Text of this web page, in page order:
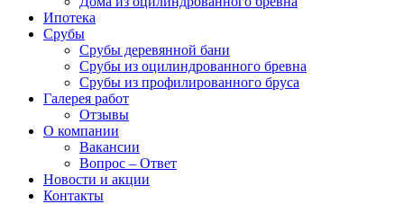
Ипотека
Срубы
Срубы деревянной бани
Срубы из оцилиндрованного бревна
Срубы из профилированного бруса
Галерея работ
Отзывы
О компании
Вакансии
Вопрос – Ответ
Новости и акции
Контакты